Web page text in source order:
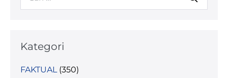
Kategori
FAKTUAL(350)